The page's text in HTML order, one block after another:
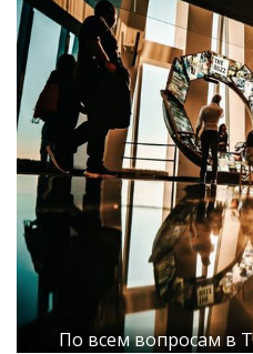
По всем вопросам в